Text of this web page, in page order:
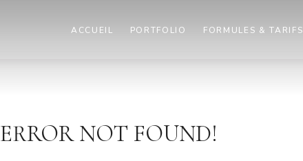
ACCUEIL PORTFOLIO FORMULES & TARIFS
ERROR NOT FOUND!